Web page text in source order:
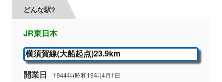
どんな駅?
JR東日本
横須賀線(大船起点)23.9km
開業日
1944年(昭和19年)4月1日